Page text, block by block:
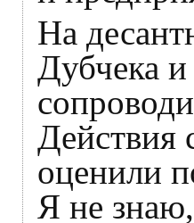
На
Дубчека
Действия
оценили
Я не